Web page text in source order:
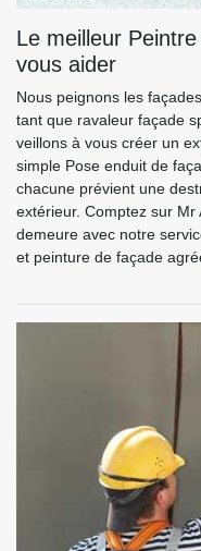
Le meilleur
vous aider
Nous peignons les
tant que ravaleur façade
veillons à vous créer un
simple Pose enduit de
chacune prévient une
extérieur. Comptez sur Mr
demeure avec notre
et peinture de façade